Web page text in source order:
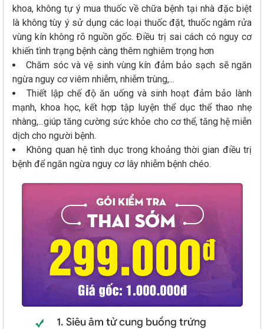
khoa, không tự ý mua thuốc về chữa bệnh tại nhà đặc biệt
là không tùy ý sử dụng các loại thuốc đặt, thuốc ngâm rửa
vùng kín không rõ nguồn gốc. Điều trị sai cách có nguy cơ
khiến tình trạng bệnh càng thêm nghiêm trọng hơn
Chăm sóc và vệ sinh vùng kín đảm bảo sạch sẽ ngăn
ngừa nguy cơ viêm nhiễm, nhiễm trùng,...
Thiết lập chế độ ăn uống và sinh hoạt đảm bảo lành
mạnh, khoa học, kết hợp tập luyện thể dục thể thao nhẹ
nhàng,...giúp tăng cường sức khỏe cho cơ thể, tăng hệ miễn
dịch cho người bệnh.
Không quan hệ tình dục trong khoảng thời gian điều trị
bệnh để ngăn ngừa nguy cơ lây nhiễm bệnh chéo.